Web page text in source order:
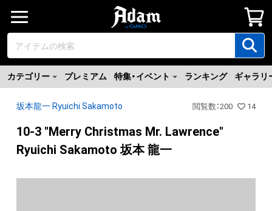
カテゴリー プレミアム 特集・イベント ランキング ギャラリ
坂本龍一 Ryuichi Sakamoto 閲覧数 ：200 14
10-3 "Merry Christmas Mr. Lawrence"
Ryuichi Sakamoto 坂本 龍一